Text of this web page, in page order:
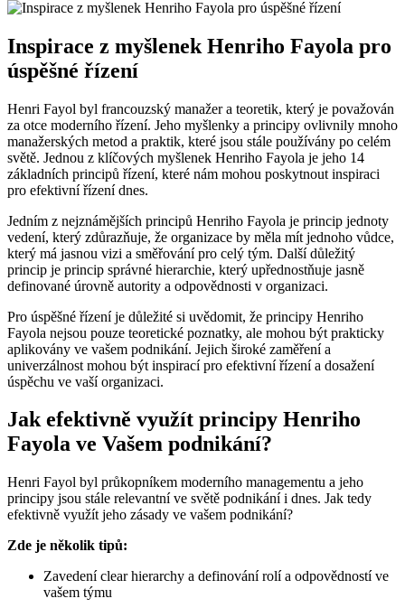
Inspirace z myšlenek Henriho Fayola pro
úspěšné řízení
Henri Fayol byl francouzský manažer a teoretik, který je považován
za otce moderního řízení. Jeho myšlenky a principy ovlivnily mnoho
manažerských metod a praktik, které jsou stále používány po celém
světě. Jednou z klíčových myšlenek Henriho Fayola je jeho 14
základních principů řízení, které nám mohou poskytnout inspiraci
pro efektivní řízení dnes.
Jedním z nejznámějších principů Henriho Fayola je princip jednoty
vedení, který zdůrazňuje, že organizace by měla mít jednoho vůdce,
který má jasnou vizi a směřování pro celý tým. Další důležitý
princip je princip správné hierarchie, který upřednostňuje jasně
definované úrovně autority a odpovědnosti v organizaci.
Pro úspěšné řízení je důležité si uvědomit, že principy Henriho
Fayola nejsou pouze teoretické poznatky, ale mohou být prakticky
aplikovány ve vašem podnikání. Jejich široké zaměření a
univerzálnost mohou být inspirací pro efektivní řízení a dosažení
úspěchu ve vaší organizaci.
Jak efektivně využít principy Henriho
Fayola ve Vašem podnikání?
Henri Fayol byl průkopníkem moderního managementu a jeho
principy jsou stále relevantní ve světě podnikání i dnes. Jak tedy
efektivně využít jeho zásady ve vašem podnikání?
Zde je několik tipů:
Zavedení clear hierarchy a definování rolí a odpovědností ve
vašem týmu